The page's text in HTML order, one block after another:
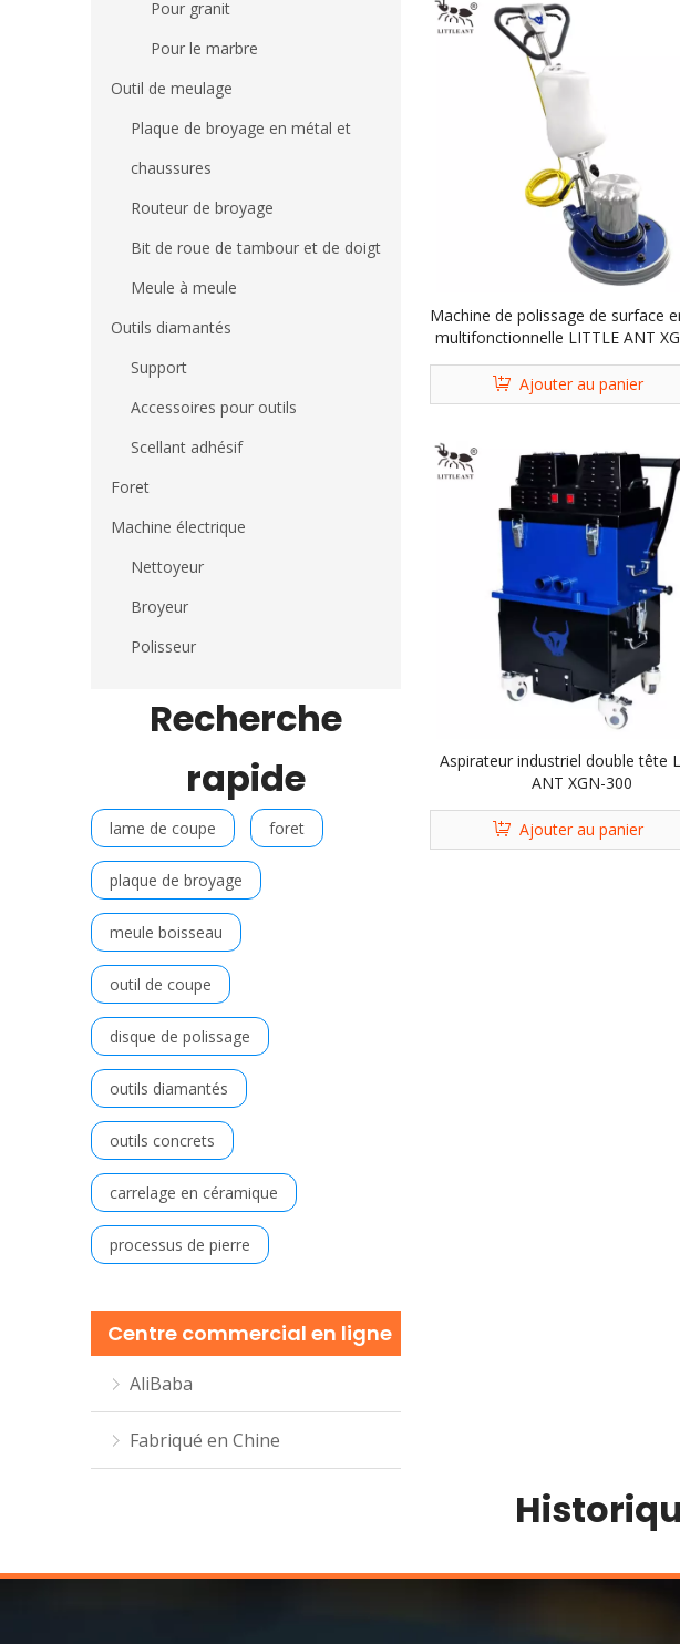
Pour granit
Pour le marbre
Outil de meulage
Plaque de broyage en métal et
chaussures
Routeur de broyage
Bit de roue de tambour et de doigt
Meule à meule
Outils diamantés
Support
Accessoires pour outils
Scellant adhésif
Foret
Machine électrique
Nettoyeur
Broyeur
Polisseur
Recherche
rapide
lame de coupe foret
plaque de broyage
meule boisseau
outil de coupe
disque de polissage
outils diamantés
outils concrets
carrelage en céramique
processus de pierre
Centre commercial en ligne
AliBaba
Fabriqué en Chine
Machine de polissage de surface
multifonctionnelle LITTLE ANT
Ajouter au panier
Aspirateur industriel double tête
ANT XGN-300
Ajouter au panier